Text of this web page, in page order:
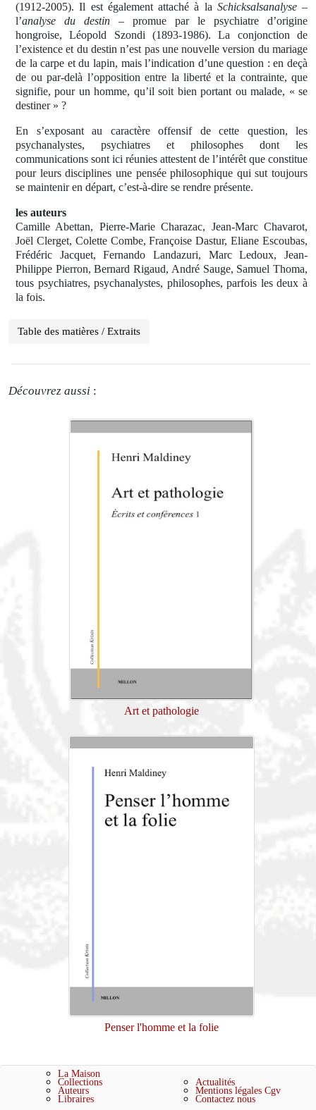
(1912-2005). Il est également attaché à la Schicksalsanalyse–
l’analyse du destin – promue par le psychiatre d’origine
hongroise, Léopold Szondi (1893-1986). La conjonction de
l’existence et du destin n’est pas une nouvelle version du mariage
de la carpe et du lapin, mais l’indication d’une question : en deçà
de ou par-delà l’opposition entre la liberté et la contrainte, que
signifie, pour un homme, qu’il soit bien portant ou malade, « se
destiner » ?
En s’exposant au caractère offensif de cette question, les
psychanalystes, psychiatres et philosophes dont les
communications sont ici réunies attestent de l’intérêt que constitue
pour leurs disciplines une pensée philosophique qui sut toujours
se maintenir en départ, c’est-à-dire se rendre présente.
les auteurs
Camille Abettan, Pierre-Marie Charazac, Jean-Marc Chavarot,
Joël Clerget, Colette Combe, Françoise Dastur, Eliane Escoubas,
Frédéric Jacquet, Fernando Landazuri, Marc Ledoux, Jean-
Philippe Pierron, Bernard Rigaud, André Sauge, Samuel Thoma,
tous psychiatres, psychanalystes, philosophes, parfois les deux à
la fois.
Table des matières / Extraits
Découvrez aussi :
Art et pathologie
Penser l'homme et la folie
La Maison
Collections
Auteurs
Libraires
Actualités
Mentions légales Cgv
Contactez nous